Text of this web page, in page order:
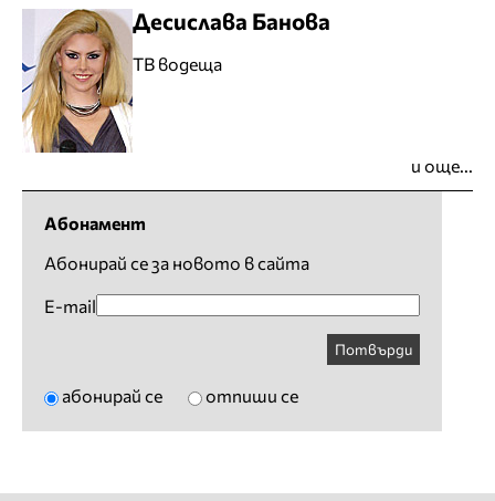
Десислава Банова
ТВ водеща
и още...
Абонамент
Абонирай се за новото в сайта
E-mail
Потвърди
абонирай се отпиши се